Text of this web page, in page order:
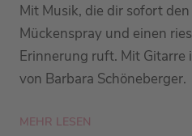
Mit Musik, die dir sofort
Mückenspray und einen
Erinnerung ruft. Mit Gitarre
von Barbara Schöneberger.
MEHR LESEN